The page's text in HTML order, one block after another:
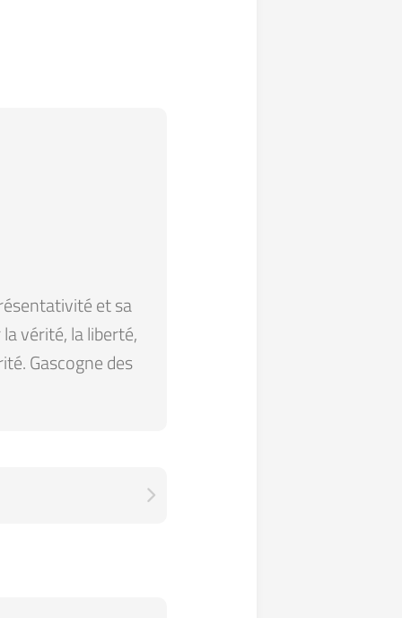
et sa
vérité, la liberté,
Gascogne des